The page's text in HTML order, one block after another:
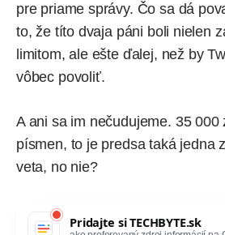
pre priame správy. Čo sa dá
to, že títo dvaja páni boli nielen
limitom, ale ešte ďalej, než by
vôbec povoliť.
A ani sa im nečudujeme. 35 000
písmen, to je predsa taká jedna
veta, no nie?
Pridajte siTECHBYTE.sk